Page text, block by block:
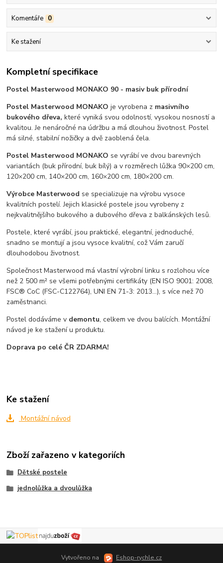
Komentáře 0
Ke stažení
Kompletní specifikace
Postel Masterwood MONAKO 90 - masiv buk přírodní
Postel Masterwood MONAKO je vyrobena z masivního
bukového dřeva,které vyniká svou odolností, vysokou nosností a
kvalitou. Je nenáročné na údržbu a má dlouhou životnost. Postel
má silné, stabilní nožičky a dvě zaoblená čela.
Postel Masterwood MONAKO se vyrábí ve dvou barevných
variantách (buk přírodní, buk bílý) a v rozměrech lůžka 90×200 cm,
120×200 cm, 140×200 cm, 160×200 cm, 180×200 cm.
Výrobce Masterwood se specializuje na výrobu vysoce
kvalitních postelí. Jejich klasické postele jsou vyrobeny z
nejkvalitnějšího bukového a dubového dřeva z balkánských lesů.
Postele, které vyrábí, jsou praktické, elegantní, jednoduché,
snadno se montují a jsou vysoce kvalitní, což Vám zaručí
dlouhodobou životnost.
Společnost Masterwood má vlastní výrobní linku s rozlohou více
než 2 500 m² se všemi potřebnými certifikáty (EN ISO 9001: 2008,
FSC® CoC (FSC-C122764), UNI EN 71-3: 2013…), s více než 70
zaměstnanci.
Postel dodáváme v demontu, celkem ve dvou balících. Montážní
návod je ke stažení u produktu.
Doprava po celé ČR ZDARMA!
Ke stažení
Montážní návod
Zboží zařazeno v kategoriích
Dětské postele
jednolůžka a dvoulůžka
Vytvořeno na Eshop-rychle.cz